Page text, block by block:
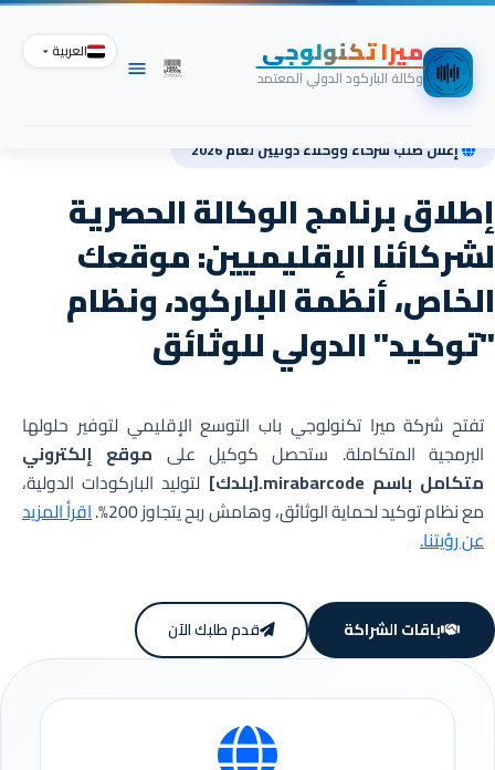
ميرا تكنولوجي
وكالة الباركود الدولي المعتمد
العربية
برنامج الوكلاء الدوليين المعتمدين |
إعلان طلب شركاء ووكلاء دوليين لعام 2026
إطلاق برنامج الوكالة الحصرية
لشركائنا الإقليميين: موقعك
الخاص، أنظمة الباركود، ونظام
"توكيد" الدولي للوثائق
تفتح شركة ميرا تكنولوجي باب التوسع الإقليمي لتوفير حلولها
البرمجية المتكاملة. ستحصل كوكيل على موقع إلكتروني
متكامل باسم mirabarcode.[بلدك]
لتوليد الباركودات الدولية،
مع نظام توكيد لحماية الوثائق، وهامش ربح يتجاوز 200%.
اقرأ المزيد
عن رؤيتنا.
باقات الشراكة قدم طلبك الآن